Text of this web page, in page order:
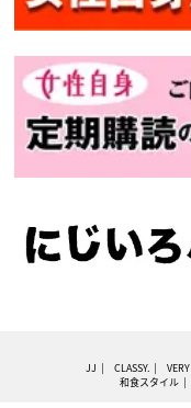
JJ CLASSY. VERY
和食スタイル